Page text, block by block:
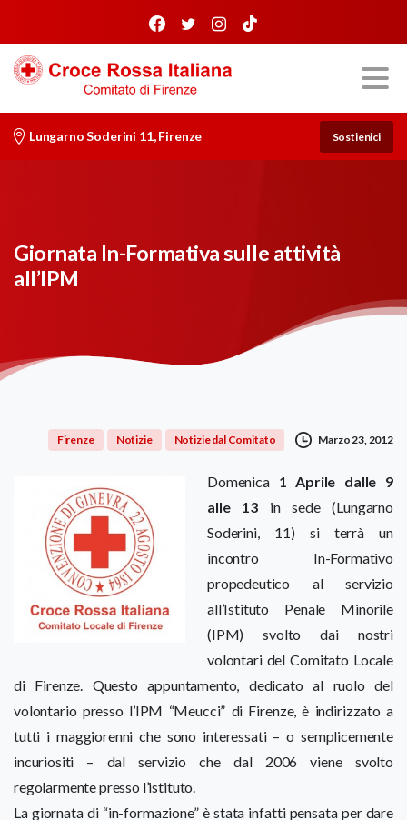
Lungarno Soderini 11, Firenze Sostienici
Giornata In-Formativa sulle attività
all’IPM
Firenze Notizie Notizie dal Comitato Marzo 23, 2012
Domenica 1 Aprile dalle 9
alle 13 in sede (Lungarno
Soderini, 11) si terrà un
incontro In-Formativo
propedeutico al servizio
all’Istituto Penale Minorile
(IPM) svolto dai nostri
volontari del Comitato Locale
di Firenze. Questo appuntamento, dedicato al ruolo del
volontario presso l’IPM “Meucci” di Firenze, è indirizzato a
tutti i maggiorenni che sono interessati – o semplicemente
incuriositi – dal servizio che dal 2006 viene svolto
regolarmente presso l’istituto.
La giornata di “in-formazione” è stata infatti pensata per dare